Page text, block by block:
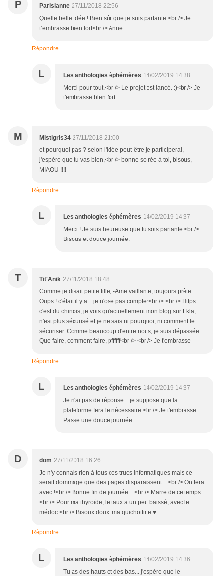
P Parisianne 27/11/2018 22:56
Quelle belle idée ! Bien sûr que je suis partante.<br /> Je
t’embrasse bien fort<br /> Anne
Répondre
L Les anthologies éphémères 14/02/2019 14:38
Merci pour tout.<br /> Le projet est lancé. :)<br /> Je
t'embrasse bien fort.
M Mistigris34 27/11/2018 21:00
et pourquoi pas ? selon l'idée peut-être je participerai,
j'espère que tu vas bien,<br /> bonne soirée à toi, bisous,
MIAOU !!!!
Répondre
L Les anthologies éphémères 14/02/2019 14:37
Merci ! Je suis heureuse que tu sois partante.<br />
Bisous et douce journée.
T Tit'Anik 27/11/2018 18:48
Comme je disait petite fille, -Ame vaillante, toujours prête.
Oups ! c'était il y a... je n'ose pas compter<br /> <br /> Https :
c'est du chinois, je vois qu'actuellement mon blog sur Ekla,
n'est plus sécurisé et je ne sais ni pourquoi, ni comment le
sécuriser. Comme beaucoup d'entre nous, je suis dépassée.
Que faire, comment faire, pffffff<br /> <br /> Je t'embrasse
Répondre
L Les anthologies éphémères 14/02/2019 14:37
Je n'ai pas de réponse... je suppose que la
plateforme fera le nécessaire.<br /> Je t'embrasse.
Passe une douce journée.
D dom 27/11/2018 16:26
Je n'y connais rien à tous ces trucs informatiques mais ce
serait dommage que des pages disparaissent ...<br /> On fera
avec !<br /> Bonne fin de journée ...<br /> Marre de ce temps.
<br /> Pour ma thyroïde, le taux a un peu baissé, avec le
médoc.<br /> Bisoux doux, ma quichottine ♥
Répondre
L Les anthologies éphémères 14/02/2019 14:36
Tu as des hauts et des bas... j'espère que le